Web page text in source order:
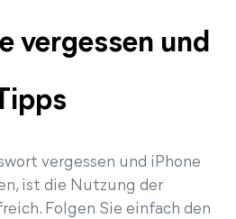
vergessen und
vergessen und iPhone
ist die Nutzung der
Folgen Sie einfach den